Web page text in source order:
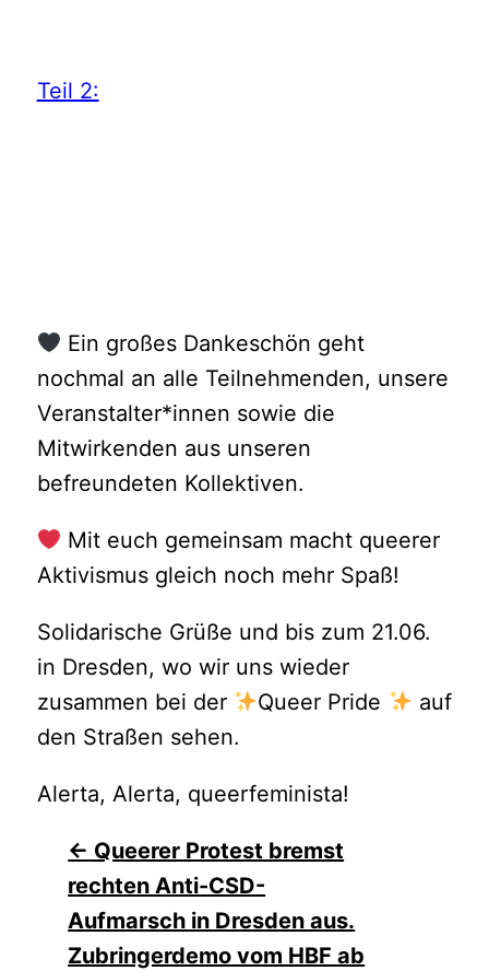
Teil 2:
Ein großes Dankeschön geht
nochmal an alle Teilnehmenden, unsere
Veranstalter*innen sowie die
Mitwirkenden aus unseren
befreundeten Kollektiven.
Mit euch gemeinsam macht queerer
Aktivismus gleich noch mehr Spaß!
Solidarische Grüße und bis zum 21.06.
in Dresden, wo wir uns wieder
zusammen bei der
Queer Pride
auf
den Straßen sehen.
Alerta, Alerta, queerfeminista!
Beitragsnavigation
← Queerer Protest bremst
rechten Anti-CSD-
Aufmarsch in Dresden aus.
Zubringerdemo vom HBF ab